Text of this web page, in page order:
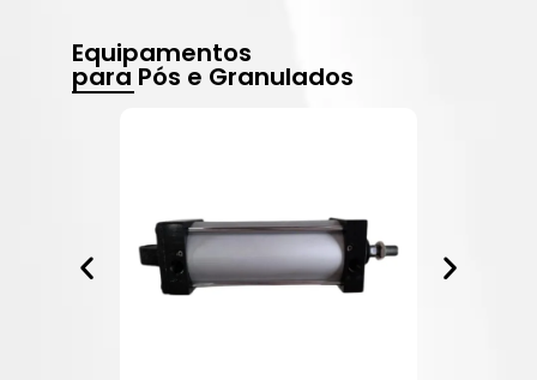
Equipamentos
para Pós e Granulados